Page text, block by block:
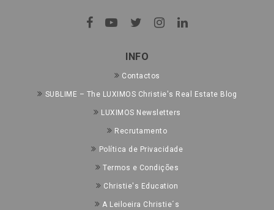
INFO
Contactos
SUBLIME – The LUXIMOS Christie's Real Estate Blog
LUXIMOS Newsletters
Recrutamento
Política de Privacidade
Termos e Condições
Christie's Education
A Leiloeira Christie´s